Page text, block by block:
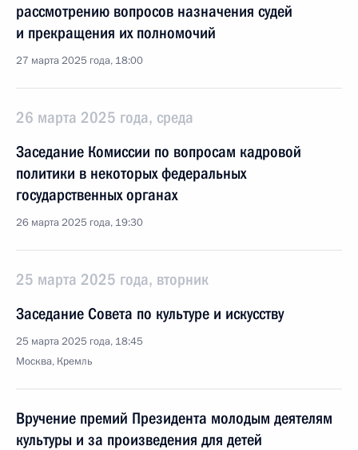
рассмотрению вопросов назначения судей
и прекращения их полномочий
27 марта 2025 года, 18:00
26 марта 2025 года, среда
Заседание Комиссии по вопросам кадровой
политики в некоторых федеральных
государственных органах
26 марта 2025 года, 19:30
25 марта 2025 года, вторник
Заседание Совета по культуре и искусству
25 марта 2025 года, 18:45
Москва, Кремль
Вручение премий Президента молодым деятелям
культуры и за произведения для детей